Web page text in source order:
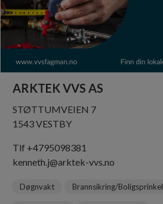
ARKTEK VVS AS
STØTTUMVEIEN 7
1543 VESTBY
Tlf +4795098381
kenneth.j@arktek-vvs.no
Brannsikring/Boligsprinkel
Døgnvakt